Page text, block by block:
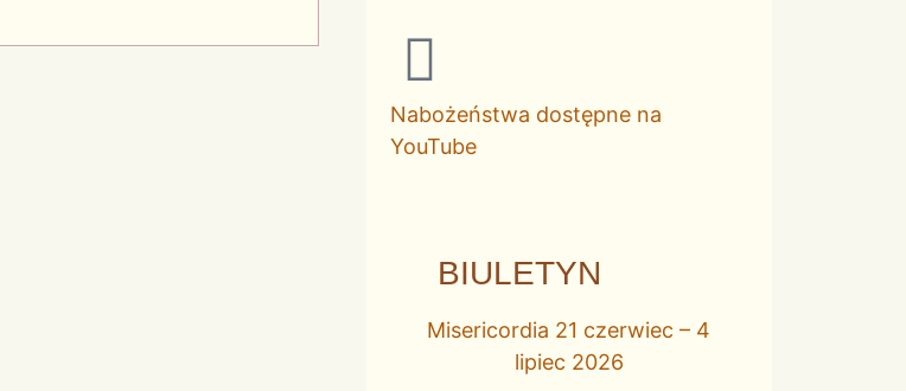
Nabożeństwa dostępne na
YouTube
BIULETYN
Misericordia 21 czerwiec – 4
lipiec 2026